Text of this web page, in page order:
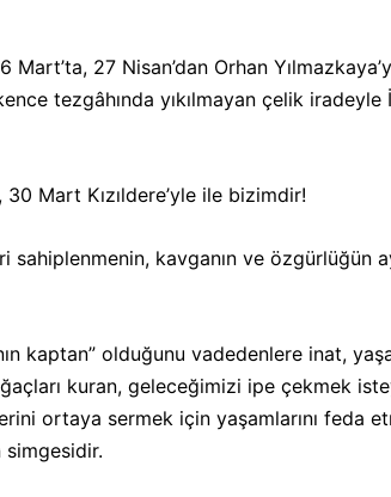
Mart’ta, 27 Nisan’dan Orhan
tezgâhında yıkılmayan çelik
30 Mart Kızıldere’yle ile bizimdir!
sahiplenmenin, kavganın ve özgürlüğün
kaptan” olduğunu vadedenlere inat,
kuran, geleceğimizi ipe çekmek
ortaya sermek için yaşamlarını feda
simgesidir.